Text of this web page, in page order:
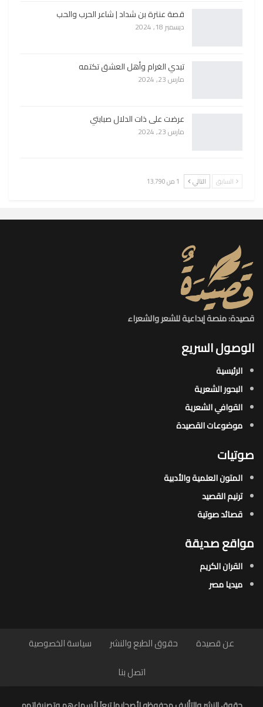
قصة عنترة بن شداد | شاعر الحرب والحب
ديسمبر 18, 2024
تبدي الغرام وأهل العشق تكتمه
مارس 23, 2024
عرضت على ذات الدلال صبابتي
مارس 23, 2024
السابق التالي 1 من 13٬790
قصيدة: منصة إبداعية للشعر والشعراء
الوصول السريع
الرئيسية
البحور الشعرية​
القوافي الشعرية​
موضوعات القصيدة​
صوتيات
المتون العلمية والأدبية
ترنيم القصيد
قصائد صوتية
مواقع صديقة
القران الكريم
ميديا مصر
عن قصيدة حقوق الطبع والنشر
سياسة الخصوصية
اتصل بنا